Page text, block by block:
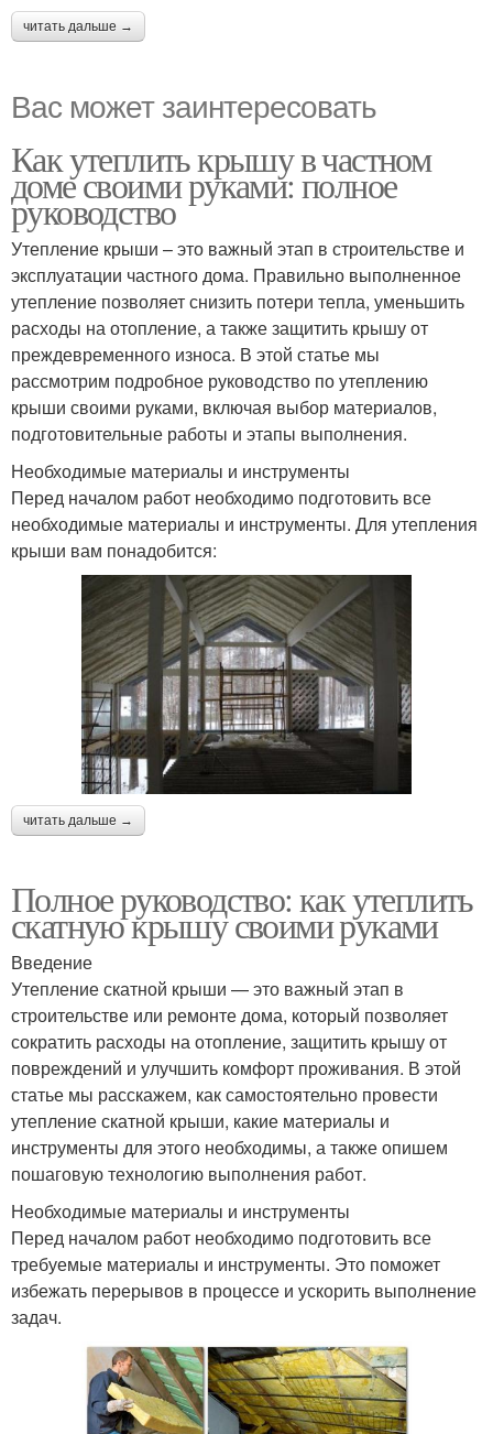
читать дальше →
Вас может заинтересовать
Как утеплить крышу в частном
доме своими руками: полное
руководство
Утепление крыши – это важный этап в строительстве и
эксплуатации частного дома. Правильно выполненное
утепление позволяет снизить потери тепла, уменьшить
расходы на отопление, а также защитить крышу от
преждевременного износа. В этой статье мы
рассмотрим подробное руководство по утеплению
крыши своими руками, включая выбор материалов,
подготовительные работы и этапы выполнения.
Необходимые материалы и инструменты
Перед началом работ необходимо подготовить все
необходимые материалы и инструменты. Для утепления
крыши вам понадобится:
читать дальше →
Полное руководство: как утеплить
скатную крышу своими руками
Введение
Утепление скатной крыши — это важный этап в
строительстве или ремонте дома, который позволяет
сократить расходы на отопление, защитить крышу от
повреждений и улучшить комфорт проживания. В этой
статье мы расскажем, как самостоятельно провести
утепление скатной крыши, какие материалы и
инструменты для этого необходимы, а также опишем
пошаговую технологию выполнения работ.
Необходимые материалы и инструменты
Перед началом работ необходимо подготовить все
требуемые материалы и инструменты. Это поможет
избежать перерывов в процессе и ускорить выполнение
задач.